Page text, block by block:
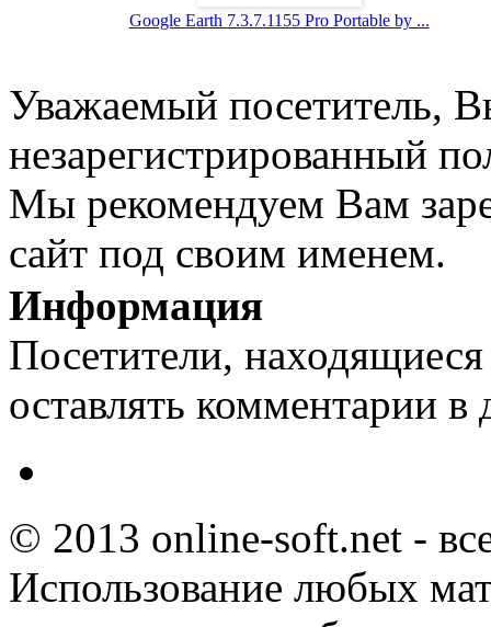
Google Earth 7.3.7.1155 Pro Portable by ...
Уважаемый посетитель,
незарегистрированный
Мы рекомендуем Вам
сайт под своим именем.
Информация
Посетители,
оставлять комментарии в
© 2013 online-soft.net -
Использование любых